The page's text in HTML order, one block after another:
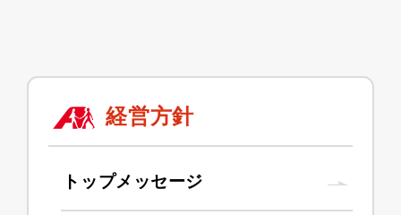
経営方針
トップメッセージ